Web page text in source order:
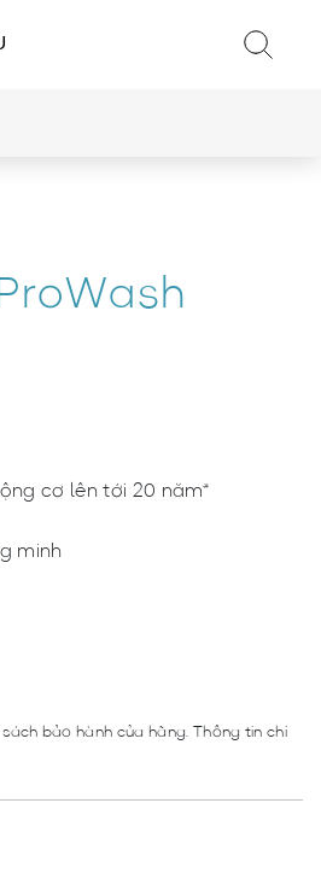
cơ lên tới 20 năm*
minh
bảo hành của hãng. Thông tin chi